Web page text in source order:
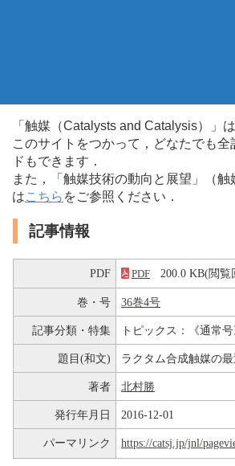
「触媒（Catalysts and Catalysis）」
このサイトをつかって，どなたでも
ドもできます．
また，「触媒技術の動向と展望」（
はこちら をご参照ください．
記事情報
PDF PDF 200.0 KB(閲覧
巻・号 36巻4号
記事分類・特集 トピックス：《通常号
題目(和文) ラクタム合成触媒の
著者 北村勝
発行年月日 2016-12-01
パーマリンク https://catsj.jp/jnl/